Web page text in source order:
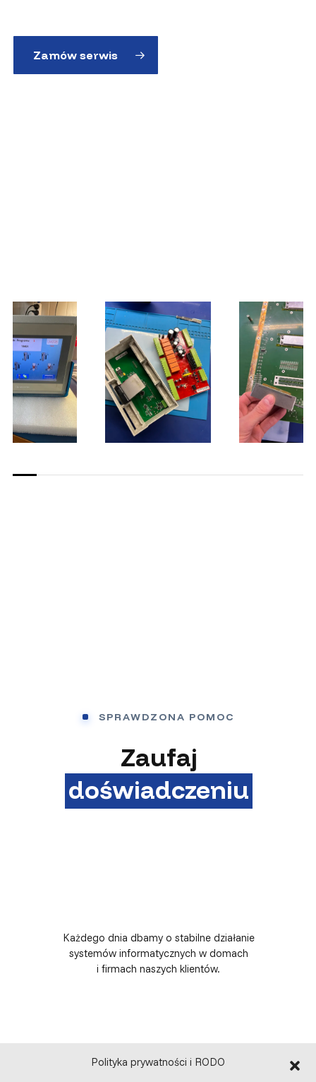
Polityka prywatności i RODO
Zamów serwis
SPRAWDZONA POMOC
Zaufaj
doświadczeniu
Każdego dnia dbamy o stabilne działanie
systemów informatycznych w domach
i firmach naszych klientów.